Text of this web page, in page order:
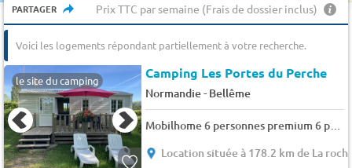
PARTAGER Prix TTC par semaine (Frais de dossier inclus)
Voici les logements répondant partiellement à votre recherche.
le site du camping Camping Les Portes du Perche
Normandie- Bellême
Location située à 178.2 km de La